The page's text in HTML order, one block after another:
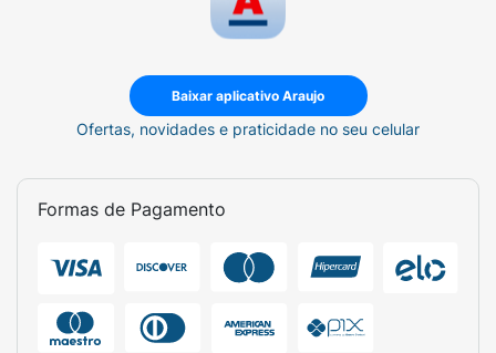
Baixar aplicativo Araujo
Ofertas, novidades e praticidade no seu celular
Formas de Pagamento